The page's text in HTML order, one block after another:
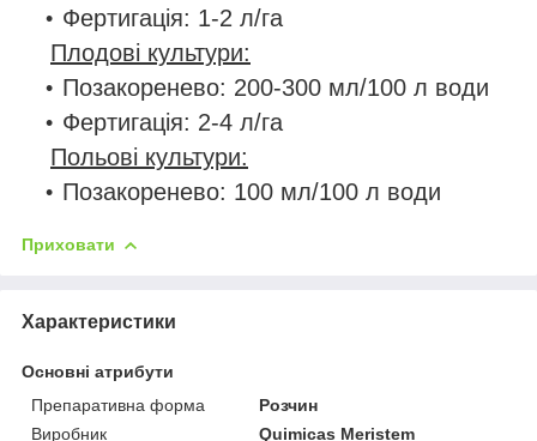
Фертигація: 1-2 л/га
Плодові культури:
Позакоренево: 200-300 мл/100 л води
Фертигація: 2-4 л/га
Польові культури:
Позакоренево: 100 мл/100 л води
Приховати
Характеристики
Основні атрибути
Препаративна форма
Розчин
Виробник
Quimicas Meristem